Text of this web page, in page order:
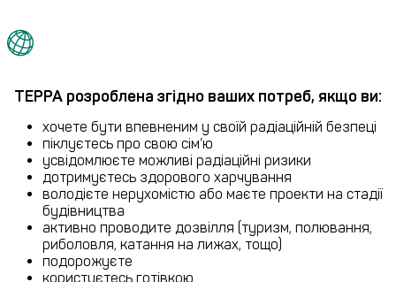
ТЕРРА розроблена згідно ваших потреб, якщо ви:
хочете бути впевненим у своїй радіаційній безпеці
піклуєтесь про свою сім’ю
усвідомлюєте можливі радіаційні ризики
дотримуєтесь здорового харчування
володієте нерухомістю або маєте проекти на стадії
будівництва
активно проводите дозвілля (туризм, полювання,
риболовля, катання на лижах, тощо)
подорожуєте
користуєтесь готівкою